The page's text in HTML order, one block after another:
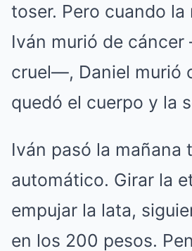
toser. Pero cuando la
Iván murió de
cruel—, Daniel murió
quedó el cuerpo y la
Iván pasó la mañana
automático. Girar la
empujar la lata,
en los 200 pesos.